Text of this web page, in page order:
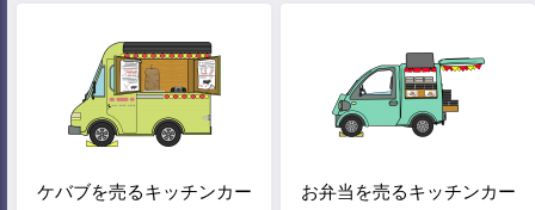
ケバブを売るキッチンカー お弁当を売るキッチンカー